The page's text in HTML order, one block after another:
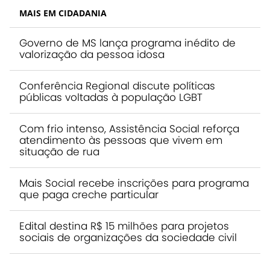
MAIS EM CIDADANIA
Governo de MS lança programa inédito de
valorização da pessoa idosa
Conferência Regional discute políticas
públicas voltadas à população LGBT
Com frio intenso, Assistência Social reforça
atendimento às pessoas que vivem em
situação de rua
Mais Social recebe inscrições para programa
que paga creche particular
Edital destina R$ 15 milhões para projetos
sociais de organizações da sociedade civil